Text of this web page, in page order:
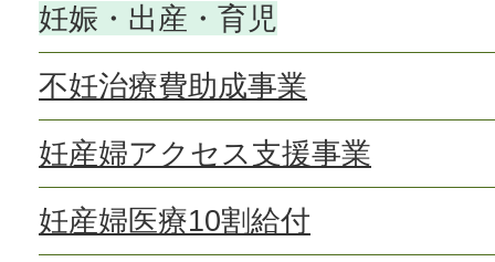
妊娠・出産・育児
不妊治療費助成事業
妊産婦アクセス支援事業
妊産婦医療10割給付